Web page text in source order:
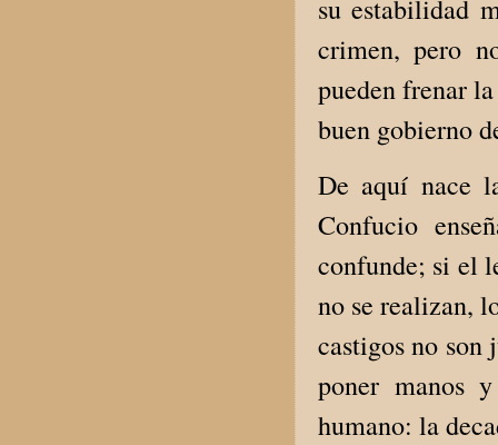
su estabilidad
crimen, pero
pueden frenar
buen gobierno
De aquí nace
Confucio
confunde; si el
no se realizan,
castigos no son
poner manos
humano: la